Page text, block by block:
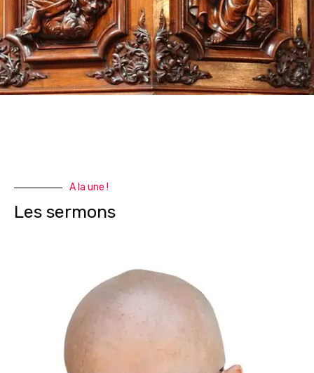
A la une !
Les sermons